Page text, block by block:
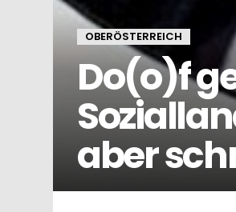
OBERÖSTERREICH
Do(o)f
aber